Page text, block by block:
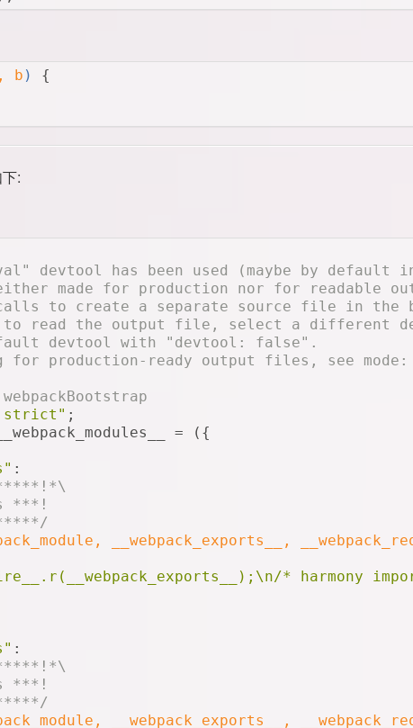
b ) {
:
devtool has been used (maybe by default
made for production nor for readable
to create a separate source file in the
read the output file, select a different
devtool with "devtool: false".
production-ready output files, see
strict" ;
= ({
:
***!
__webpack_exports__,
* harmony
:
***!
__webpack_exports__,